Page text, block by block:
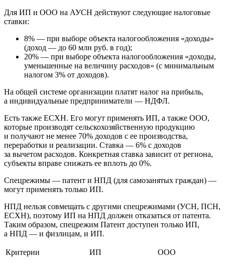
Для ИП и ООО на АУСН действуют следующие налоговые
ставки:
8% — при выборе объекта налогообложения «доходы»
(доход — до 60 млн руб. в год);
20% — при выборе объекта налогообложения «доходы,
уменьшенные на величину расходов» (с минимальным
налогом 3% от доходов).
На общей системе организации платят налог на прибыль,
а индивидуальные предприниматели — НДФЛ.
Есть также ЕСХН. Его могут применять ИП, а также ООО,
которые производят сельскохозяйственную продукцию
и получают не менее 70% доходов с ее производства,
переработки и реализации. Ставка — 6% с доходов
за вычетом расходов. Конкретная ставка зависит от региона,
субъекты вправе снижать ее вплоть до 0%.
Спецрежимы — патент и НПД (для самозанятых граждан) —
могут применять только ИП.
НПД нельзя совмещать с другими спецрежимами (УСН, ПСН,
ЕСХН), поэтому ИП на НПД должен отказаться от патента.
Таким образом, спецрежим Патент доступен только ИП,
а НПД — и физлицам, и ИП.
Критерии ИП ООО